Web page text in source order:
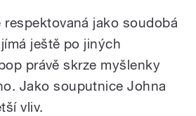
jako soudobá
ještě po jiných
právě skrze myšlenky
Jako souputnice Johna
vliv.